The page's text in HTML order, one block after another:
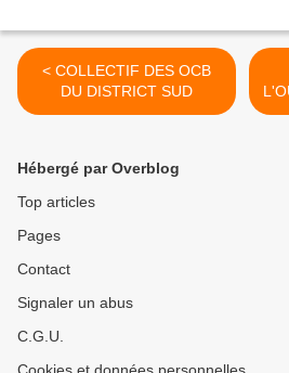
< COLLECTIF DES OCB
DU DISTRICT SUD
Hébergé par Overblog
Top articles
Pages
Contact
Signaler un abus
C.G.U.